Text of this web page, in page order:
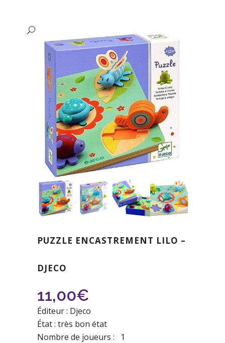
PUZZLE ENCASTREMENT LILO –
DJECO
11,00€
Éditeur : Djeco
État : très bon état
Nombre de joueurs : 1